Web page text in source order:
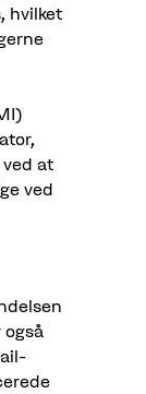
hvilket
at
ved